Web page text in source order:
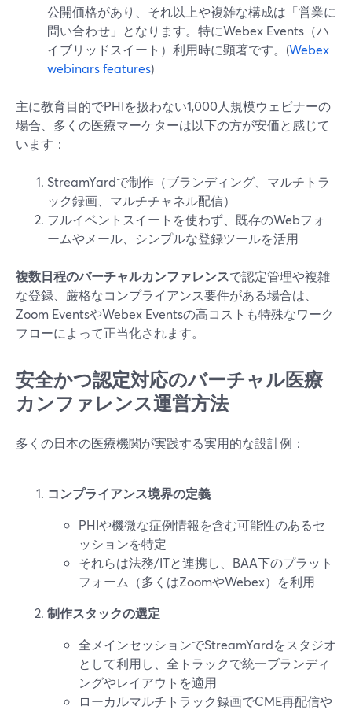
公開価格があり、それ以上や複雑な構成は「営業に
問い合わせ」となります。特にWebex Events（ハ
イブリッドスイート）利用時に顕著です。(Webex
webinars features)
主に教育目的でPHIを扱わない1,000人規模ウェビナーの
場合、多くの医療マーケターは以下の方が安価と感じて
います：
StreamYardで制作（ブランディング、マルチトラ
ック録画、マルチチャネル配信）
フルイベントスイートを使わず、既存のWebフォ
ームやメール、シンプルな登録ツールを活用
複数日程のバーチャルカンファレンスで認定管理や複雑
な登録、厳格なコンプライアンス要件がある場合は、
Zoom EventsやWebex Eventsの高コストも特殊なワーク
フローによって正当化されます。
安全かつ認定対応のバーチャル医療
カンファレンス運営方法
多くの日本の医療機関が実践する実用的な設計例：
コンプライアンス境界の定義
PHIや機微な症例情報を含む可能性のあるセ
ッションを特定
それらは法務/ITと連携し、BAA下のプラット
フォーム（多くはZoomやWebex）を利用
制作スタックの選定
全メインセッションでStreamYardをスタジオ
として利用し、全トラックで統一ブランディ
ングやレイアウトを適用
ローカルマルチトラック録画でCME再配信や